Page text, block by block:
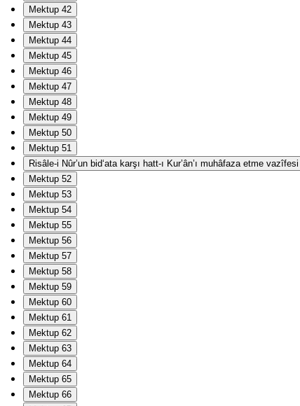
Mektup 42
Mektup 43
Mektup 44
Mektup 45
Mektup 46
Mektup 47
Mektup 48
Mektup 49
Mektup 50
Mektup 51
Risâle-i Nûr’un bid‘ata karşı hatt-ı Kur’ân’ı muhâfaza etme vazîfesi
Mektup 52
Mektup 53
Mektup 54
Mektup 55
Mektup 56
Mektup 57
Mektup 58
Mektup 59
Mektup 60
Mektup 61
Mektup 62
Mektup 63
Mektup 64
Mektup 65
Mektup 66